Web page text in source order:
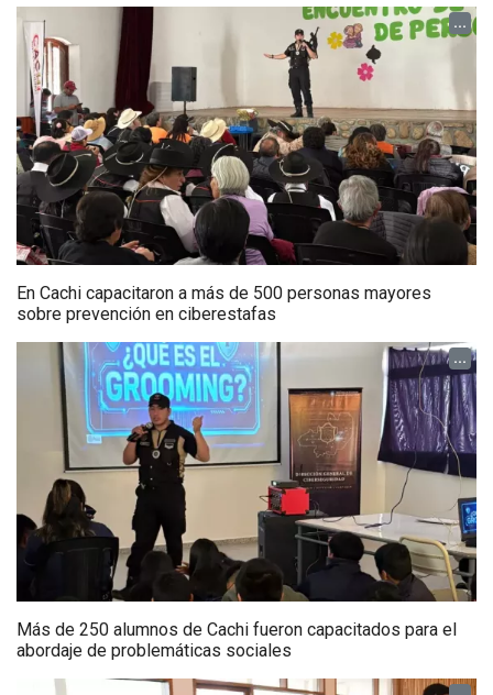
...
En Cachi capacitaron a más de 500 personas mayores
sobre prevención en ciberestafas
...
Más de 250 alumnos de Cachi fueron capacitados para el
abordaje de problemáticas sociales